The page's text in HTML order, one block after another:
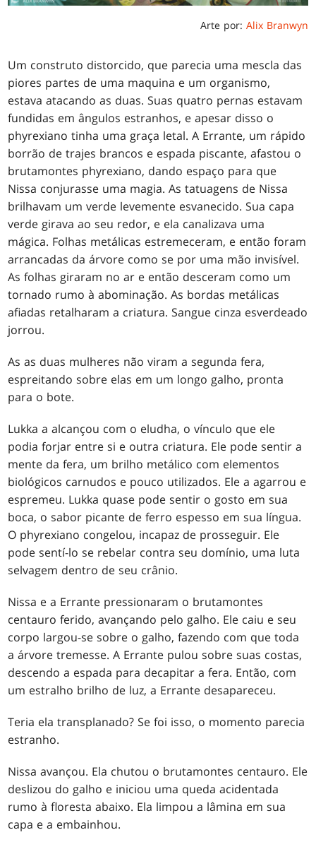
Arte por: Alix Branwyn
Um construto distorcido, que parecia uma mescla das
piores partes de uma maquina e um organismo,
estava atacando as duas. Suas quatro pernas estavam
fundidas em ângulos estranhos, e apesar disso o
phyrexiano tinha uma graça letal. A Errante, um rápido
borrão de trajes brancos e espada piscante, afastou o
brutamontes phyrexiano, dando espaço para que
Nissa conjurasse uma magia. As tatuagens de Nissa
brilhavam um verde levemente esvanecido. Sua capa
verde girava ao seu redor, e ela canalizava uma
mágica. Folhas metálicas estremeceram, e então foram
arrancadas da árvore como se por uma mão invisível.
As folhas giraram no ar e então desceram como um
tornado rumo à abominação. As bordas metálicas
afiadas retalharam a criatura. Sangue cinza esverdeado
jorrou.
As as duas mulheres não viram a segunda fera,
espreitando sobre elas em um longo galho, pronta
para o bote.
Lukka a alcançou com o eludha, o vínculo que ele
podia forjar entre si e outra criatura. Ele pode sentir a
mente da fera, um brilho metálico com elementos
biológicos carnudos e pouco utilizados. Ele a agarrou e
espremeu. Lukka quase pode sentir o gosto em sua
boca, o sabor picante de ferro espesso em sua língua.
O phyrexiano congelou, incapaz de prosseguir. Ele
pode sentí-lo se rebelar contra seu domínio, uma luta
selvagem dentro de seu crânio.
Nissa e a Errante pressionaram o brutamontes
centauro ferido, avançando pelo galho. Ele caiu e seu
corpo largou-se sobre o galho, fazendo com que toda
a árvore tremesse. A Errante pulou sobre suas costas,
descendo a espada para decapitar a fera. Então, com
um estralho brilho de luz, a Errante desapareceu.
Teria ela transplanado? Se foi isso, o momento parecia
estranho.
Nissa avançou. Ela chutou o brutamontes centauro. Ele
deslizou do galho e iniciou uma queda acidentada
rumo à floresta abaixo. Ela limpou a lâmina em sua
capa e a embainhou.